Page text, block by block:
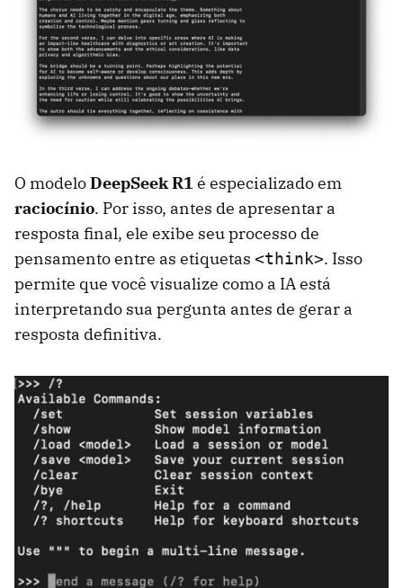
O modeloDeepSeek R1 é especializado em
raciocínio. Por isso, antes de apresentar a
resposta final, ele exibe seu processo de
pensamento entre as etiquetas <think>. Isso
permite que você visualize como a IA está
interpretando sua pergunta antes de gerar a
resposta definitiva.